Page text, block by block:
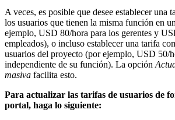
A veces, es posible que desee establecer una
los usuarios que tienen la misma función en
ejemplo, USD 80/hora para los gerentes y
empleados), o incluso establecer una tarifa
usuarios del proyecto (por ejemplo, USD 50/
independiente de su función). La opción
masiva facilita esto.
Para actualizar las tarifas de usuarios de
portal, haga lo siguiente: